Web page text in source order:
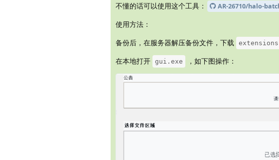
不懂的话可以使用这个工具：
AR-26710/halo-
使用方法：
备份后，在服务器解压备份文件，下载
在本地打开 gui.exe ，如下图操作：